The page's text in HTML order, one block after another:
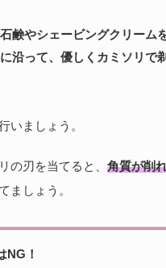
鹸やシェービングクリーム
沿って、優しくカミソリで
いましょう。
の刃を当てると、 角質が削
ましょう。
NG！